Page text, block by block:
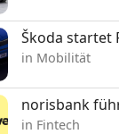
Škoda startet
in Mobilität
norisbank
in Fintech